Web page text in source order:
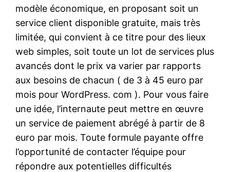
modèle économique, en proposant soit un
service client disponible gratuite, mais très
limitée, qui convient à ce titre pour des lieux
web simples, soit toute un lot de services plus
avancés dont le prix va varier par rapports
aux besoins de chacun ( de 3 à 45 euro par
mois pour WordPress. com ). Pour vous faire
une idée, l’internaute peut mettre en œuvre
un service de paiement abrégé à partir de 8
euro par mois. Toute formule payante offre
l’opportunité de contacter l’équipe pour
répondre aux potentielles difficultés